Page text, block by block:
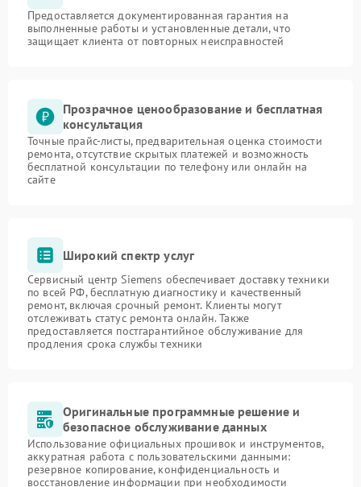
Предоставляется документированная гарантия на
выполненные работы и установленные детали, что
защищает клиента от повторных неисправностей
Прозрачное ценообразование и бесплатная
консультация
Точные прайс-листы, предварительная оценка стоимости
ремонта, отсутствие скрытых платежей и возможность
бесплатной консультации по телефону или онлайн на
сайте
Широкий спектр услуг
Сервисный центр Siemens обеспечивает доставку техники
по всей РФ, бесплатную диагностику и качественный
ремонт, включая срочный ремонт. Клиенты могут
отслеживать статус ремонта онлайн. Также
предоставляется постгарантийное обслуживание для
продления срока службы техники
Оригинальные программные решение и
безопасное обслуживание данных
Использование официальных прошивок и инструментов,
аккуратная работа с пользовательскими данными:
резервное копирование, конфиденциальность и
восстановление информации при необходимости